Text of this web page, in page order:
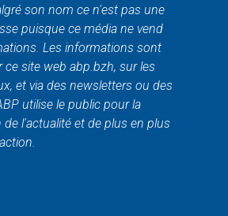
son nom ce n'est pas une
puisque ce média ne vend
Les informations sont
ce site web abp.bzh, sur les
et via des newsletters ou des
utilise le public pour la
de l'actualité et de plus en plus